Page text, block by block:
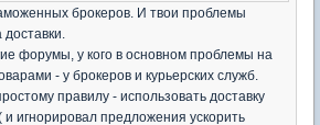
брокеров. И твои проблемы
форумы, у кого в основном проблемы на
- у брокеров и курьерских служб.
правилу - использовать доставку
и игнорировал предложения ускорить